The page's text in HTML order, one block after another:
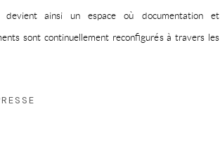
devient ainsi un espace où documentation et
sont continuellement reconfigurés à travers les